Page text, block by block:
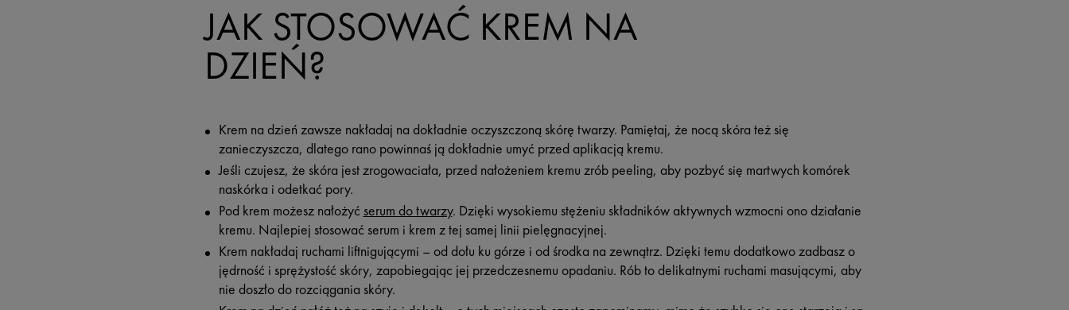
JAK STOSOWAĆ KREM NA
DZIEŃ?
Krem na dzień zawsze nakładaj na dokładnie oczyszczoną skórę twarzy. Pamiętaj, że nocą skóra też się
zanieczyszcza, dlatego rano powinnaś ją dokładnie umyć przed aplikacją kremu.
Jeśli czujesz, że skóra jest zrogowaciała, przed nałożeniem kremu zrób peeling, aby pozbyć się martwych komórek
naskórka i odetkać pory.
Pod krem możesz nałożyć serum do twarzy. Dzięki wysokiemu stężeniu składników aktywnych wzmocni ono działanie
kremu. Najlepiej stosować serum i krem z tej samej linii pielęgnacyjnej.
Krem nakładaj ruchami liftnigującymi – od dołu ku górze i od środka na zewnątrz. Dzięki temu dodatkowo zadbasz o
jędrność i sprężystość skóry, zapobiegając jej przedczesnemu opadaniu. Rób to delikatnymi ruchami masującymi, aby
nie doszło do rozciągania skóry.